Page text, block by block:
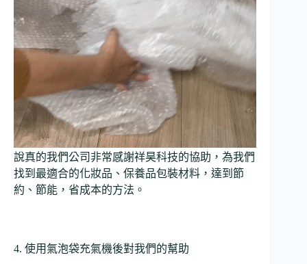
說真的我們公司非常感謝祥昊科技的協助，為我們
找到最適合的化妝品、保養品包裝材料，達到節
約、節能，省成本的方法。
4. 使用氣泡袋充氣機後對我們的幫助